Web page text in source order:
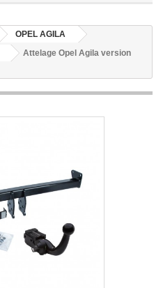
OPEL AGILA
Attelage Opel Agila version